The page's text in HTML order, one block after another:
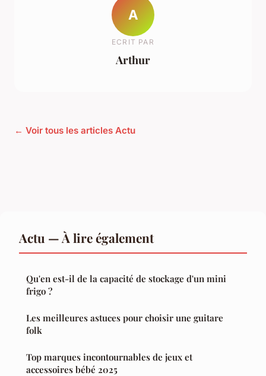
A
ECRIT PAR
Arthur
← Voir tous les articles Actu
Actu — À lire également
Qu'en est-il de la capacité de stockage d'un mini
frigo ?
Les meilleures astuces pour choisir une guitare
folk
Top marques incontournables de jeux et
accessoires bébé 2025